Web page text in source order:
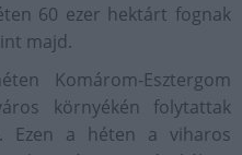
60 ezer hektárt fognak
majd.
Komárom-Esztergom
környékén folytattak
Ezen a héten a viharos